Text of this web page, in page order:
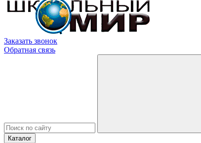
Заказать звонок
Обратная связь
Каталог